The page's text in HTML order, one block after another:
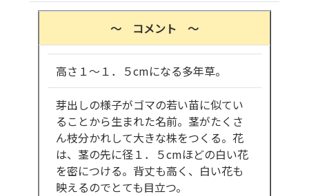
～ コメント ～
高さ１～１．５cmになる多年草。
芽出しの様子がゴマの若い苗に似てい
ることから生まれた名前。茎がたくさ
ん枝分かれして大きな株をつくる。花
は、茎の先に径１．５cmほどの白い花
を密につける。背丈も高く、白い花も
映えるのでとても目立つ。